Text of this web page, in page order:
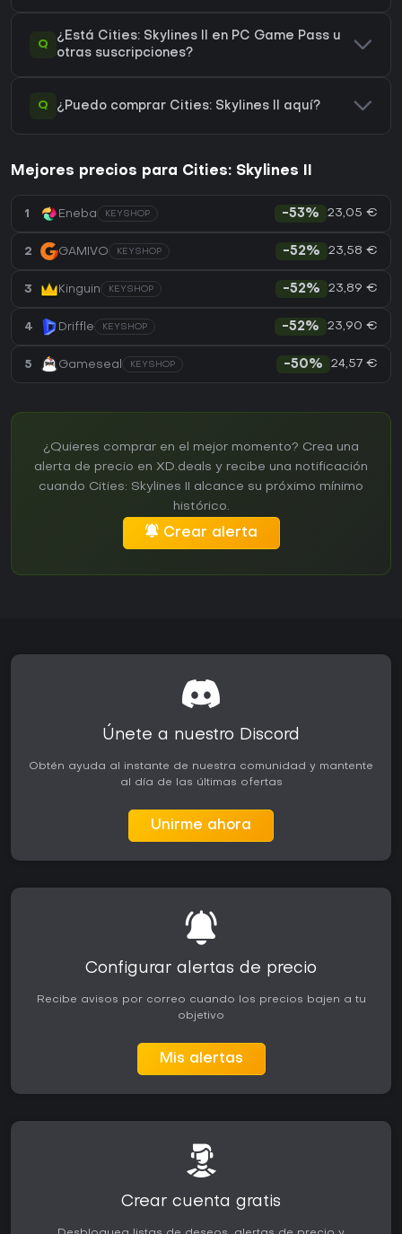
Q
¿Está Cities: Skylines II en PC Game Pass u
otras suscripciones?
Q ¿Puedo comprar Cities: Skylines II aquí?
Mejores precios para Cities: Skylines II
1 Eneba KEYSHOP -53% 23,05 €
2 GAMIVO KEYSHOP -52% 23,58 €
3 Kinguin KEYSHOP -52% 23,89 €
4 Driffle KEYSHOP -52% 23,90 €
5 Gameseal KEYSHOP -50% 24,57 €
¿Quieres comprar en el mejor momento? Crea una
alerta de precio en XD.deals y recibe una notificación
cuando Cities: Skylines II alcance su próximo mínimo
histórico.
Crear alerta
Únete a nuestro Discord
Obtén ayuda al instante de nuestra comunidad y mantente
al día de las últimas ofertas
Unirme ahora
Configurar alertas de precio
Recibe avisos por correo cuando los precios bajen a tu
objetivo
Mis alertas
Crear cuenta gratis